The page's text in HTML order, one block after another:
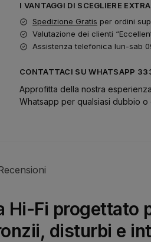
I VANTAGGI DI SCEGLIERE
Spedizione Gratis per ordini
Valutazione dei clienti
Assistenza telefonica lun-sab
CONTATTACI SU WHATSAPP
Approfitta della nostra
Whatsapp per qualsiasi dubbio o
Hi-Fi progettato
disturbi e